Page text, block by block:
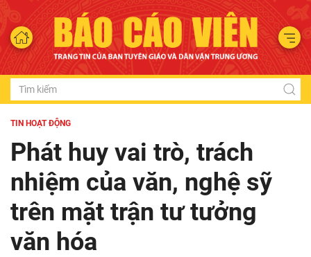
TIN HOẠT ĐỘNG
Phát huy vai trò, trách
nhiệm của văn, nghệ sỹ
trên mặt trận tư tưởng
văn hóa